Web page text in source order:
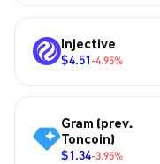
Injective
$4.51-4.95%
Gram (prev.
Toncoin)
$1.34-3.95%